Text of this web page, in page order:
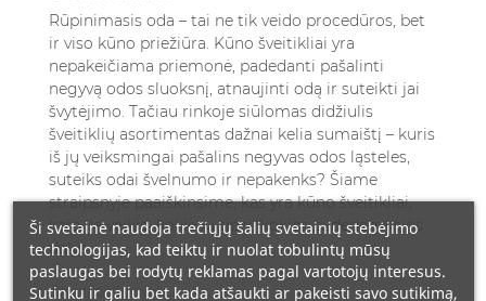
Rūpinimasis oda – tai ne tik veido procedūros, bet
ir viso kūno priežiūra. Kūno šveitikliai yra
nepakeičiama priemonė, padedanti pašalinti
negyvą odos sluoksnį, atnaujinti odą ir suteikti jai
švytėjimo. Tačiau rinkoje siūlomas didžiulis
šveitiklių asortimentas dažnai kelia sumaištį – kuris
iš jų veiksmingai pašalins negyvas odos ląsteles,
suteiks odai švelnumo ir nepakenks? Šiame
straipsnyje paaiškinsime, kas yra kūno šveitikliai,
kaip jie veikia, kokie jų tipai, kokios sudedamosios
dalys...
Skaityti Daugiau
Ši svetainė naudoja trečiųjų šalių svetainių stebėjimo
technologijas, kad teiktų ir nuolat tobulintų mūsų
paslaugas bei rodytų reklamas pagal vartotojų interesus.
Sutinku ir galiu bet kada atšaukti ar pakeisti savo sutikimą,